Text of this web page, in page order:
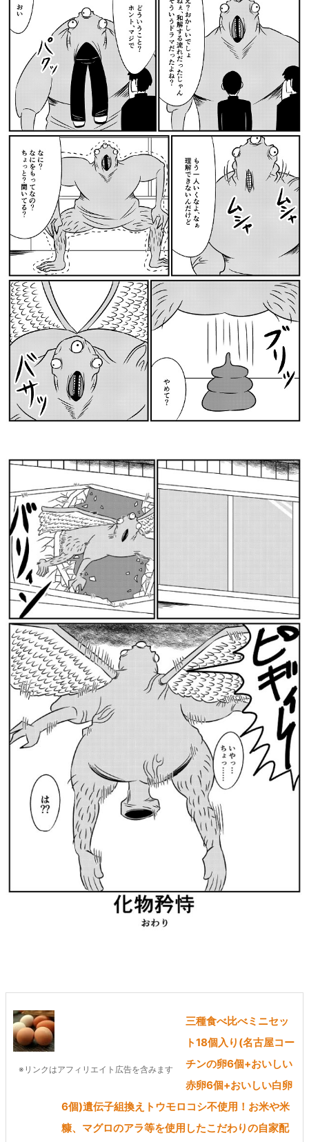
※リンクはアフィリエイト広告を含みます
三種食べ比べミニセッ
ト18個入り(名古屋コー
チンの卵6個+おいしい
赤卵6個+おいしい白卵
6個)遺伝子組換えトウモロコシ不使用！お米や米
糠、マグロのアラ等を使用したこだわりの自家配